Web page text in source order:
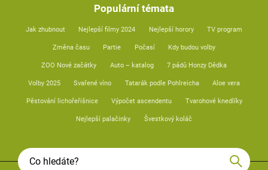
Populární témata
Jak zhubnout Nejlepší filmy 2024 Nejlepší horory TV program
Změna času Partie Počasí Kdy budou volby
ZOO Nové začátky Auto – katalog 7 pádů Honzy Dědka
Volby 2025 Svařené víno Tatarák podle Pohlreicha Aloe vera
Pěstování lichořeřišnice Výpočet ascendentu Tvarohové knedlíky
Nejlepší palačinky Švestkový koláč